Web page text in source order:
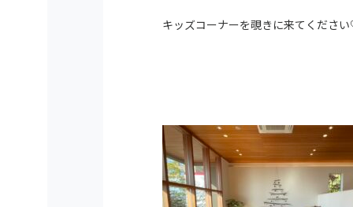
キッズコーナーを覗きに来てくださ